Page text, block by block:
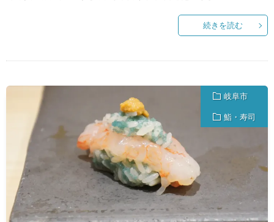
続きを読む
岐阜市
鮨・寿司